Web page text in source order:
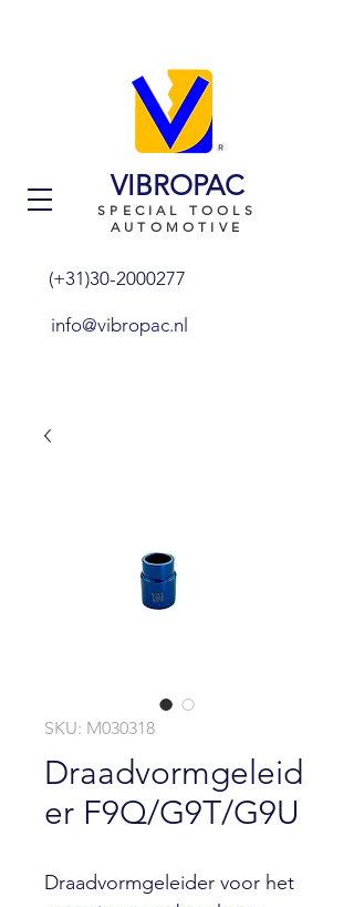
VIBROPAC
SPECIAL TOOLS
AUTOMOTIVE
(+31)30-2000277
info@vibropac.nl
SKU: M030318
Draadvormgeleid
er F9Q/G9T/G9U
Draadvormgeleider voor het